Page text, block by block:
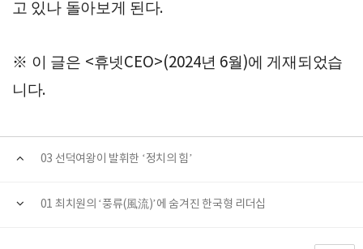
고 있나 돌아보게 된다.
※ 이 글은 <휴넷CEO>(2024년 6월)에 게재되었습
니다.
03 선덕여왕이 발휘한 ‘정치의 힘’
01 최치원의 ‘풍류(風流)’에 숨겨진 한국형 리더십